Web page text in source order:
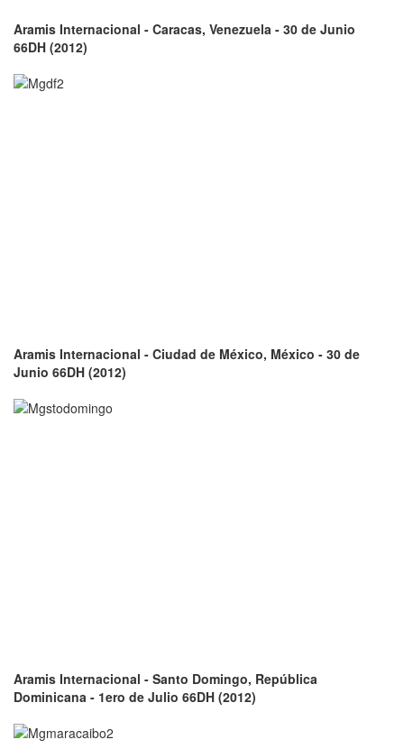
Aramis Internacional - Caracas, Venezuela - 30 de Junio
66DH (2012)
Aramis Internacional - Ciudad de México, México - 30 de
Junio 66DH (2012)
Aramis Internacional - Santo Domingo, República
Dominicana - 1ero de Julio 66DH (2012)